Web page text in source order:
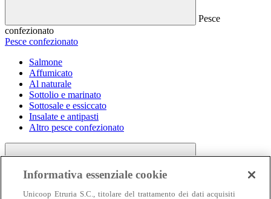
Pesce
confezionato
Pesce confezionato
Salmone
Affumicato
Al naturale
Sottolio e marinato
Sottosale e essiccato
Insalate e antipasti
Altro pesce confezionato
Informativa essenziale cookie
Unicoop Etruria S.C., titolare del trattamento dei dati acquisiti